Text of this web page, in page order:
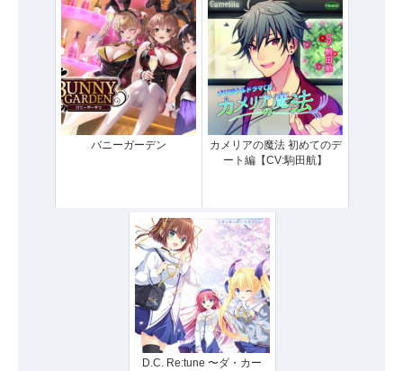
バニーガーデン
カメリアの魔法 初めてのデ
ート編【CV:駒田航】
D.C. Re:tune 〜ダ・カー